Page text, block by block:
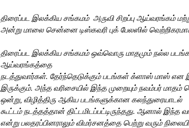
திரைப்பட இலக்கிய சங்கமம் அருவி சிறப்பு ஆய்வரங்கம்
அன்று மாலை சென்னை டிஸ்கவரி புக் பேலஸில்
திரைப்பட இலக்கிய சங்கமம் ஒவ்வொரு மாதமும் நல்ல
ஆய்வரங்கத்தை
நடத்துவார்கள். தேர்ந்தெடுக்கும் படங்கள் க்ளாஸ் மாஸ் என
இருக்கும். அந்த வரிசையில் இந்த முறையும் நவம்பர் மாதம்
ஒன்று, விழித்திரு ஆகிய படங்களுக்கான கலந்துரையாடல்
கூட்டம் நடத்தத்தான் திட்டமிடப்பட்டிருந்தது. ஆனால் இந்த
என்று பலதரப்பினராலும்விமர்சனத்தை பெற்று வரும்